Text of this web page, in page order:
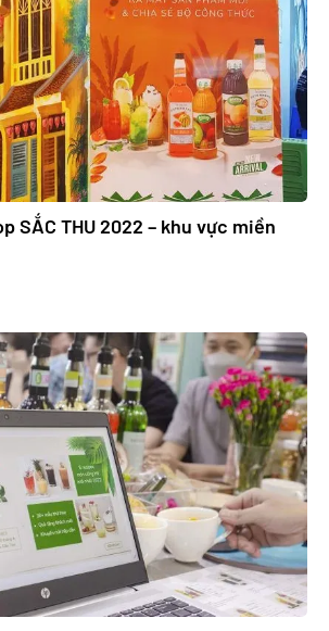
SẮC THU 2022 – khu vực miền